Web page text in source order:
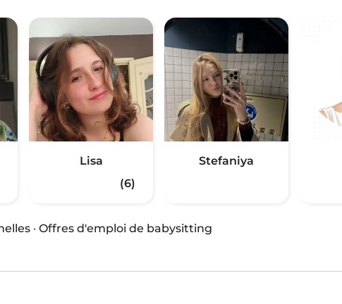
Lisa
(6)
Stefaniya
· Offres d'emploi de babysitting